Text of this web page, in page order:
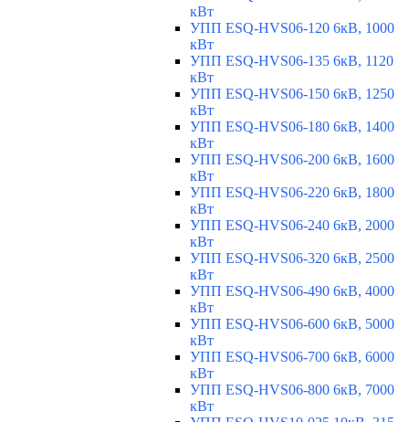
кВт
УПП ESQ-HVS06-120 6кВ, 1000
кВт
УПП ESQ-HVS06-135 6кВ, 1120
кВт
УПП ESQ-HVS06-150 6кВ, 1250
кВт
УПП ESQ-HVS06-180 6кВ, 1400
кВт
УПП ESQ-HVS06-200 6кВ, 1600
кВт
УПП ESQ-HVS06-220 6кВ, 1800
кВт
УПП ESQ-HVS06-240 6кВ, 2000
кВт
УПП ESQ-HVS06-320 6кВ, 2500
кВт
УПП ESQ-HVS06-490 6кВ, 4000
кВт
УПП ESQ-HVS06-600 6кВ, 5000
кВт
УПП ESQ-HVS06-700 6кВ, 6000
кВт
УПП ESQ-HVS06-800 6кВ, 7000
кВт